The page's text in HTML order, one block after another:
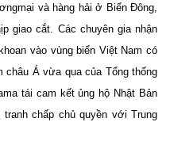
và hàng hải ở Biển Đông,
giao cắt. Các chuyên gia nhận
vào vùng biển Việt Nam có
châu Á vừa qua của Tổng thống
tái cam kết ủng hộ Nhật Bản
chấp chủ quyền với Trung